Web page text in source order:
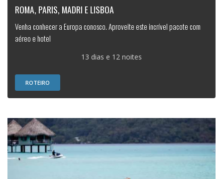
ROMA, PARIS, MADRI E LISBOA
Venha conhecer a Europa conosco. Aproveite este incrível pacote com
aéreo e hotel
13 dias e 12 noites
ROTEIRO